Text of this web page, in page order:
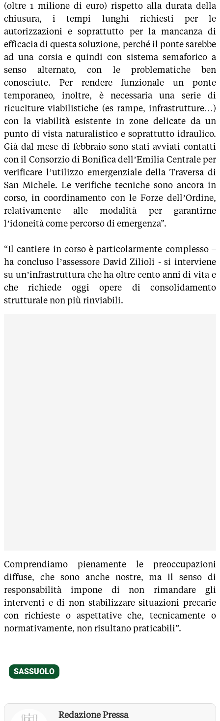
(oltre 1 milione di euro) rispetto alla durata della
chiusura, i tempi lunghi richiesti per le
autorizzazioni e soprattutto per la mancanza di
efficacia di questa soluzione, perché il ponte sarebbe
ad una corsia e quindi con sistema semaforico a
senso alternato, con le problematiche ben
conosciute. Per rendere funzionale un ponte
temporaneo, inoltre, è necessaria una serie di
ricuciture viabilistiche (es rampe, infrastrutture…)
con la viabilità esistente in zone delicate da un
punto di vista naturalistico e soprattutto idraulico.
Già dal mese di febbraio sono stati avviati contatti
con il Consorzio di Bonifica dell’Emilia Centrale per
verificare l’utilizzo emergenziale della Traversa di
San Michele. Le verifiche tecniche sono ancora in
corso, in coordinamento con le Forze dell’Ordine,
relativamente alle modalità per garantirne
l’idoneità come percorso di emergenza”.
“Il cantiere in corso è particolarmente complesso –
ha concluso l’assessore David Zilioli - si interviene
su un’infrastruttura che ha oltre cento anni di vita e
che richiede oggi opere di consolidamento
strutturale non più rinviabili.
Comprendiamo pienamente le preoccupazioni
diffuse, che sono anche nostre, ma il senso di
responsabilità impone di non rimandare gli
interventi e di non stabilizzare situazioni precarie
con richieste o aspettative che, tecnicamente o
normativamente, non risultano praticabili”.
Redazione Pressa